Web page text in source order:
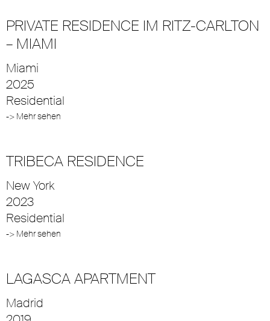
PRIVATE RESIDENCE IM RITZ-CARLTON
– MIAMI
Miami
2025
Residential
-> Mehr sehen
TRIBECA RESIDENCE
New York
2023
Residential
-> Mehr sehen
LAGASCA APARTMENT
Madrid